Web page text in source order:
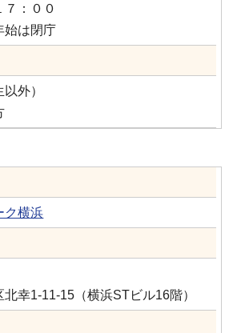
７：００
始は閉庁
外）
ク横浜
幸1-11-15（横浜STビル16階）